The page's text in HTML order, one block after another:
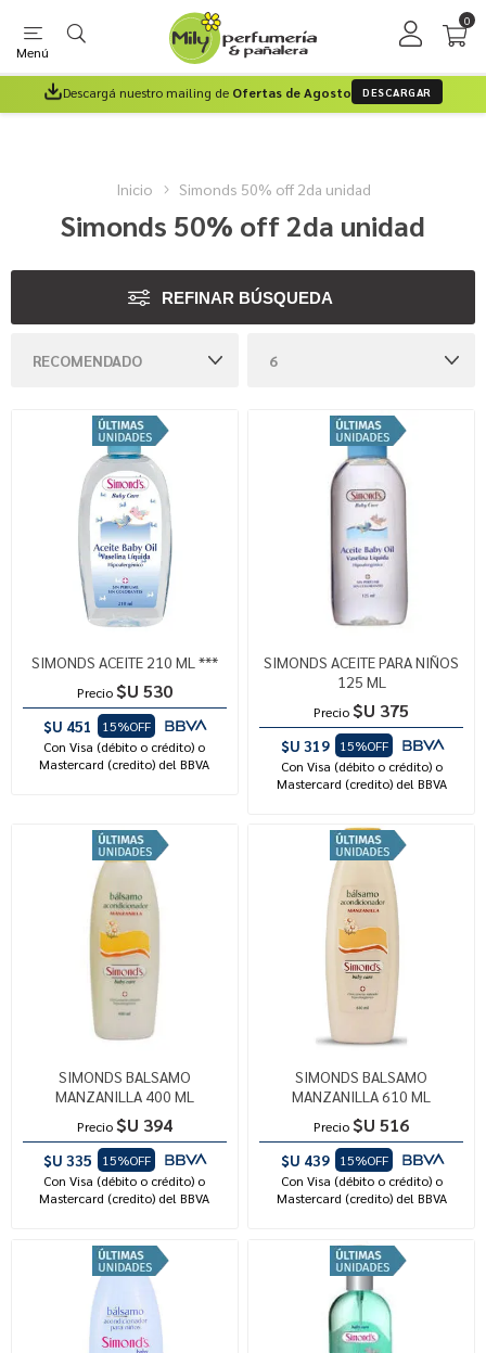
Menú
0
Descargá nuestro mailing de Ofertas de Agosto DESCARGAR
Inicio Simonds 50% off 2da unidad
Simonds 50% off 2da unidad
REFINAR BÚSQUEDA
SIMONDS ACEITE 210 ML ***
Precio $U 530
$U 451
15%OFF
Con Visa (débito o crédito) o
Mastercard (credito) del BBVA
SIMONDS ACEITE PARA NIÑOS
125 ML
Precio $U 375
$U 319
15%OFF
Con Visa (débito o crédito) o
Mastercard (credito) del BBVA
SIMONDS BALSAMO
MANZANILLA 400 ML
Precio $U 394
$U 335
15%OFF
Con Visa (débito o crédito) o
Mastercard (credito) del BBVA
SIMONDS BALSAMO
MANZANILLA 610 ML
Precio $U 516
$U 439
15%OFF
Con Visa (débito o crédito) o
Mastercard (credito) del BBVA